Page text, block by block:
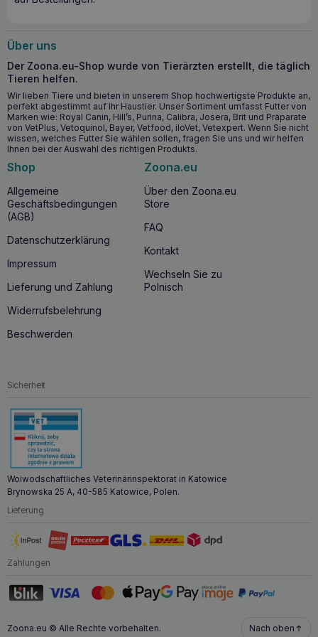
Über uns
Der Zoona.eu-Shop wurde von Tierärzten erstellt, die täglich
Tieren helfen.
Wir lieben Tiere und bieten in unserem Shop hochwertigste Produkte an,
perfekt abgestimmt auf Ihr Haustier. Unser Sortiment umfasst Futter von
Marken wie: Royal Canin, Hill’s, Purina, Calibra, Josera, Brit und Präparate
von VetPlus, Vetoquinol, Bayer, Vetfood, iloVet, Vetexpert. Wenn Sie nicht
wissen, welches Futter Sie wählen sollen, fragen Sie uns und wir helfen
Ihnen bei der Auswahl des richtigen Produkts.
Shop
Allgemeine
Geschäftsbedingungen
(AGB)
Datenschutzerklärung
Impressum
Lieferung und Zahlung
Widerrufsbelehrung
Beschwerden
Zoona.eu
Über den Zoona.eu
Store
FAQ
Kontakt
Wechseln Sie zu
Polnisch
Sicherheit
Woiwodschaftliches Veterinärinspektorat in Katowice
Brynowska 25 A, 40-585 Katowice, Polen.
Lieferung
Zahlungen
Zoona.eu © Alle Rechte vorbehalten. Nach oben